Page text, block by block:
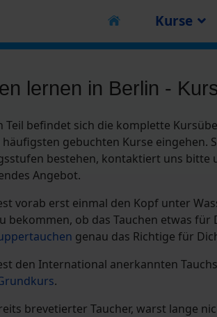
Kurse
lernen in Berlin -
Teil befindet sich die komplette
gebuchten Kurse eingehen.
bestehen, kontaktiert uns bitte
Angebot.
vorab erst einmal den Kopf unter
bekommen, ob das Tauchen etwas für
genau das Richtige für
den International anerkannten
.
brevetierter Taucher, warst lange